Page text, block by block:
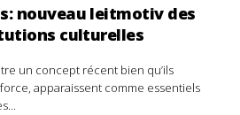
nouveau leitmotiv des
culturelles
un concept récent bien qu’ils
apparaissent comme essentiels